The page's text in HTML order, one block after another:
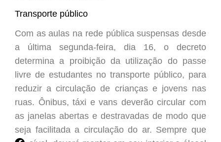
Transporte público
Com as aulas na rede pública suspensas desde
a última segunda-feira, dia 16, o decreto
determina a proibição da utilização do passe
livre de estudantes no transporte público, para
reduzir a circulação de crianças e jovens nas
ruas. Ônibus,táxi e vans deverãocircular com
as janelas abertas e destravadas de modo que
seja facilitada a circulação do ar. Sempre que